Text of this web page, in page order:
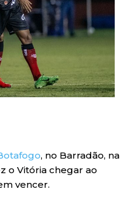
, no Barradão, na
o Vitória chegar ao
vencer.